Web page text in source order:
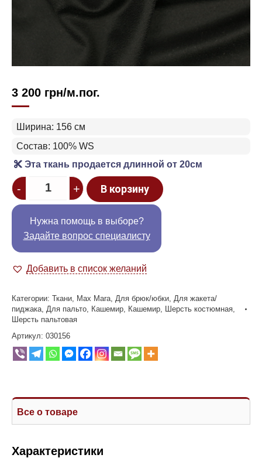
3 200 грн/м.пог.
Ширина: 156 см
Состав: 100% WS
Эта ткань продается длинной от 20см
Quantity
- + В корзину
Нужна помощь в выборе?
Задайте вопрос специалисту
Добавить в список желаний
Категории: Ткани, Max Mara, Для брюк/юбки, Для жакета/
пиджака, Для пальто, Кашемир, Кашемир, Шерсть костюмная,
Шерсть пальтовая
Артикул: 030156
Все о товаре
Характеристики